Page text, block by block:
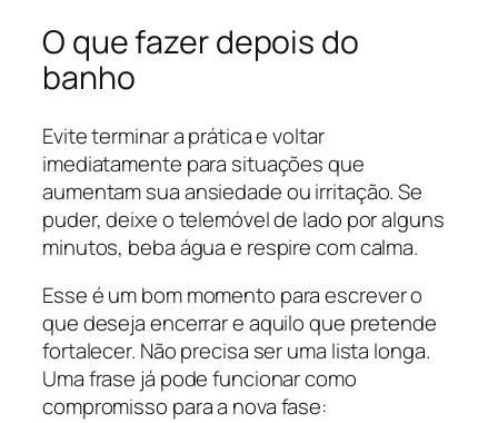
O que fazer depois do
banho
Evite terminar a prática e voltar
imediatamente para situações que
aumentam sua ansiedade ou irritação. Se
puder, deixe o telemóvel de lado por alguns
minutos, beba água e respire com calma.
Esse é um bom momento para escrever o
que deseja encerrar e aquilo que pretende
fortalecer. Não precisa ser uma lista longa.
Uma frase já pode funcionar como
compromisso para a nova fase: